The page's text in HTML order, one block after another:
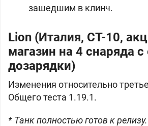
зашедшим в клинч.
Lion (Италия, СТ-10,
магазин на 4 снаряда
дозарядки)
Изменения относительно
Общего теста 1.19.1.
* Танк полностью готов к релизу.